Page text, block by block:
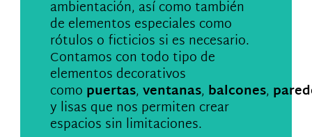
ambientación, así como también
de elementos especiales como
rótulos o ficticios si es necesario.
Contamos con todo tipo de
elementos decorativos
como puertas,ventanas, balcones,
y lisas que nos permiten crear
espacios sin limitaciones.